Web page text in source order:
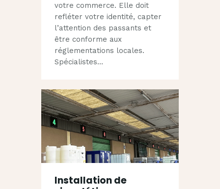
votre commerce. Elle doit
refléter votre identité, capter
l’attention des passants et
être conforme aux
réglementations locales.
Spécialistes…
Installation de